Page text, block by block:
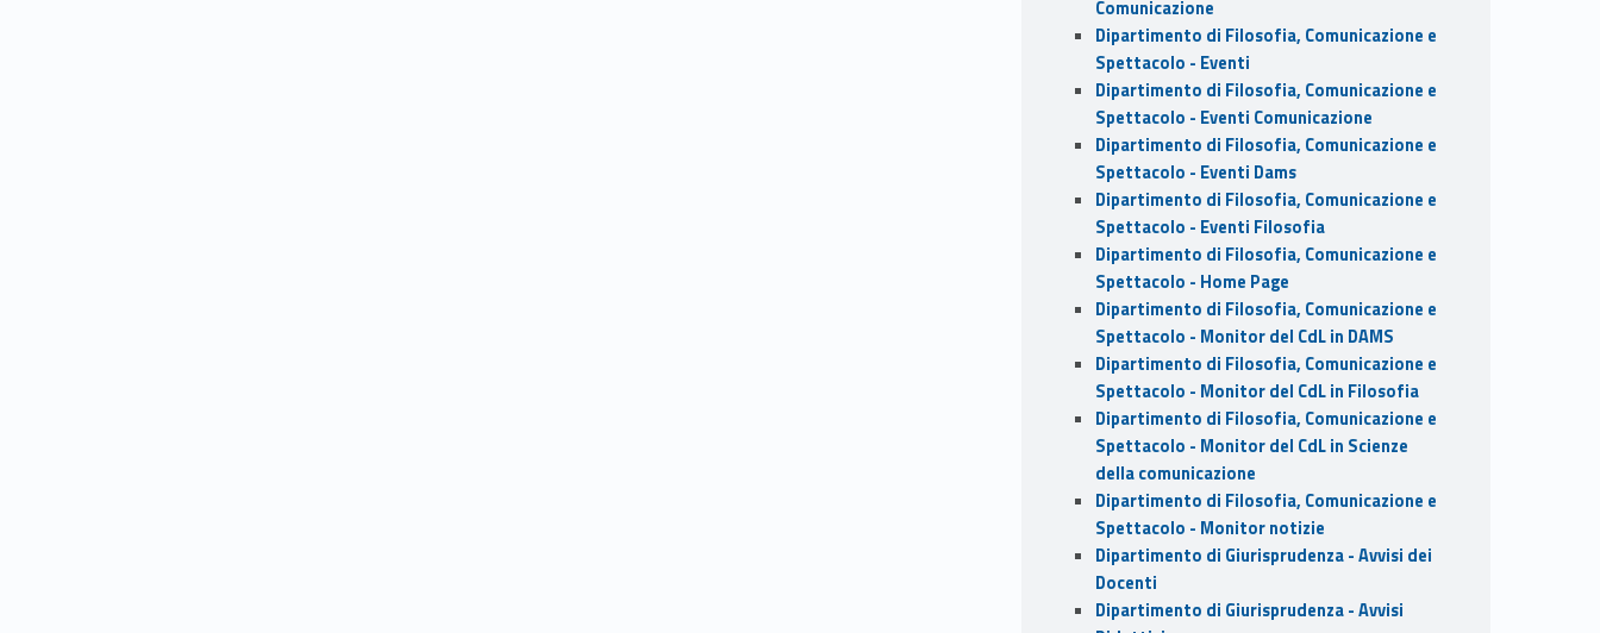
Comunicazione
Dipartimento di Filosofia, Comunicazione e
Spettacolo - Eventi
Dipartimento di Filosofia, Comunicazione e
Spettacolo - Eventi Comunicazione
Dipartimento di Filosofia, Comunicazione e
Spettacolo - Eventi Dams
Dipartimento di Filosofia, Comunicazione e
Spettacolo - Eventi Filosofia
Dipartimento di Filosofia, Comunicazione e
Spettacolo - Home Page
Dipartimento di Filosofia, Comunicazione e
Spettacolo - Monitor del CdL in DAMS
Dipartimento di Filosofia, Comunicazione e
Spettacolo - Monitor del CdL in Filosofia
Dipartimento di Filosofia, Comunicazione e
Spettacolo - Monitor del CdL in Scienze
della comunicazione
Dipartimento di Filosofia, Comunicazione e
Spettacolo - Monitor notizie
Dipartimento di Giurisprudenza - Avvisi dei
Docenti
Dipartimento di Giurisprudenza - Avvisi